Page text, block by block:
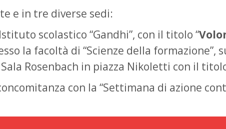
e in tre diverse sedi:
scolastico “Gandhi”, con il titolo “
la facoltà di “Scienze della formazione”,
Rosenbach in piazza Nikoletti con il
con la “Settimana di azione